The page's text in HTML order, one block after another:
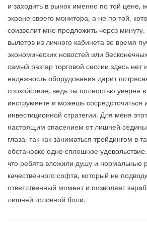
и заходить в рынок именно по той цене,
экране своего монитора, а не по той,
соизволит мне предложить через
вылетов из личного кабинета во время
экономических новостей или
самый разгар торговой сессии здесь нет
надежность оборудования дарит
спокойствие, ведь ты полностью уверен
инструменте и можешь сосредоточиться
инвестиционной стратегии. Для меня
настоящим спасением от лишней
глаза, так как заниматься трейдингом в
обстановке одно сплошное
что ребята вложили душу и нормальные
качественного софта, который не
ответственный момент и позволяет
лишней головной боли.